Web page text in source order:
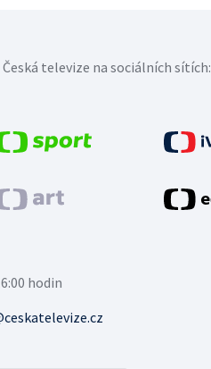
hodin
Česká televize na sociálních sítích: